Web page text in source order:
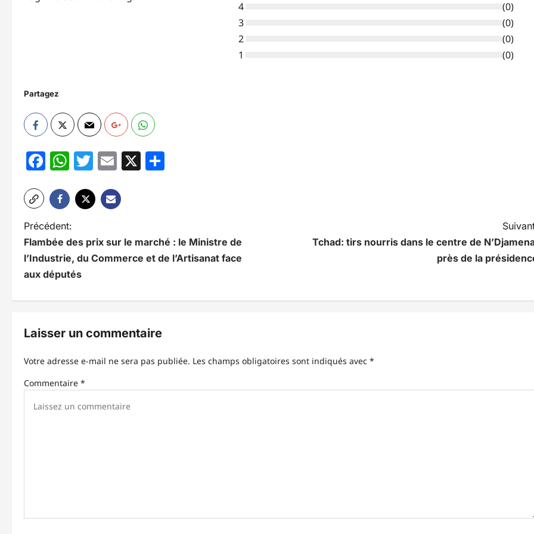
4
(0)
3
(0)
2
(0)
1
(0)
Partagez
Facebook
WhatsApp
Twitter
Email
X
N
a
v
a
t
i
Précédent:
Flambée des prix sur le marché : le Ministre de
l’Industrie, du Commerce et de l’Artisanat face
aux députés
Tchad: tirs nourris dans le centre de
près de la
Laisser un commentaire
Votre adresse e-mail ne sera pas publiée. Les champs obligatoires sont indiqués avec *
Commentaire *